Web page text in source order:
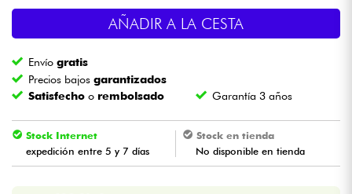
Batería y percusión
Vientos
Niños
AÑADIR A LA CESTA
Envíogratis
Precios bajosgarantizados
Satisfecho o rembolsado Garantía 3 años
Stock Internet
expedición entre 5 y 7 días
Stock en tienda
No disponible en tienda